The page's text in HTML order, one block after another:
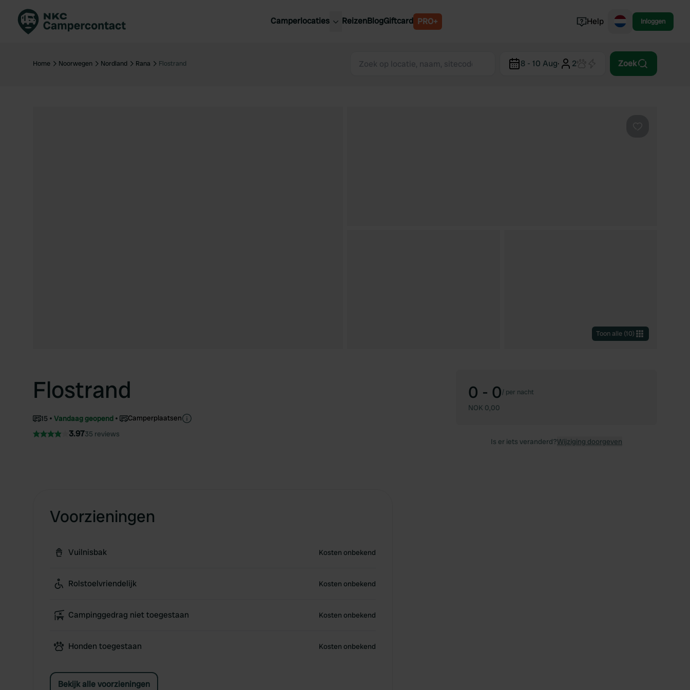
Camperlocaties
Nederland
Luxemburg
Portugal
ReizenBlogGiftcard PRO+ Help Inloggen
Home Noorwegen Nordland Rana Flostrand 8 - 10 Aug· 2 Zoek
Toon alle (10)
Flostrand
15 Vandaag geopend Camperplaatsen
3.9735 reviews
Voorzieningen
Vuilnisbak Kosten onbekend
Rolstoelvriendelijk Kosten onbekend
Campinggedrag niet toegestaan Kosten onbekend
Honden toegestaan Kosten onbekend
Bekijk alle voorzieningen
0 - 0/ per nacht
NOK 0,00
Is er iets veranderd?Wijziging doorgeven